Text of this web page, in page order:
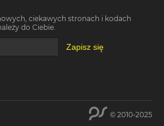
ciekawych stronach i kodach
do Ciebie.
Zapisz się
© 2010-2025